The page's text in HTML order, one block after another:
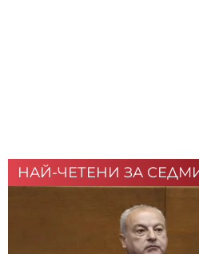
НАЙ-ЧЕТЕНИ ЗА